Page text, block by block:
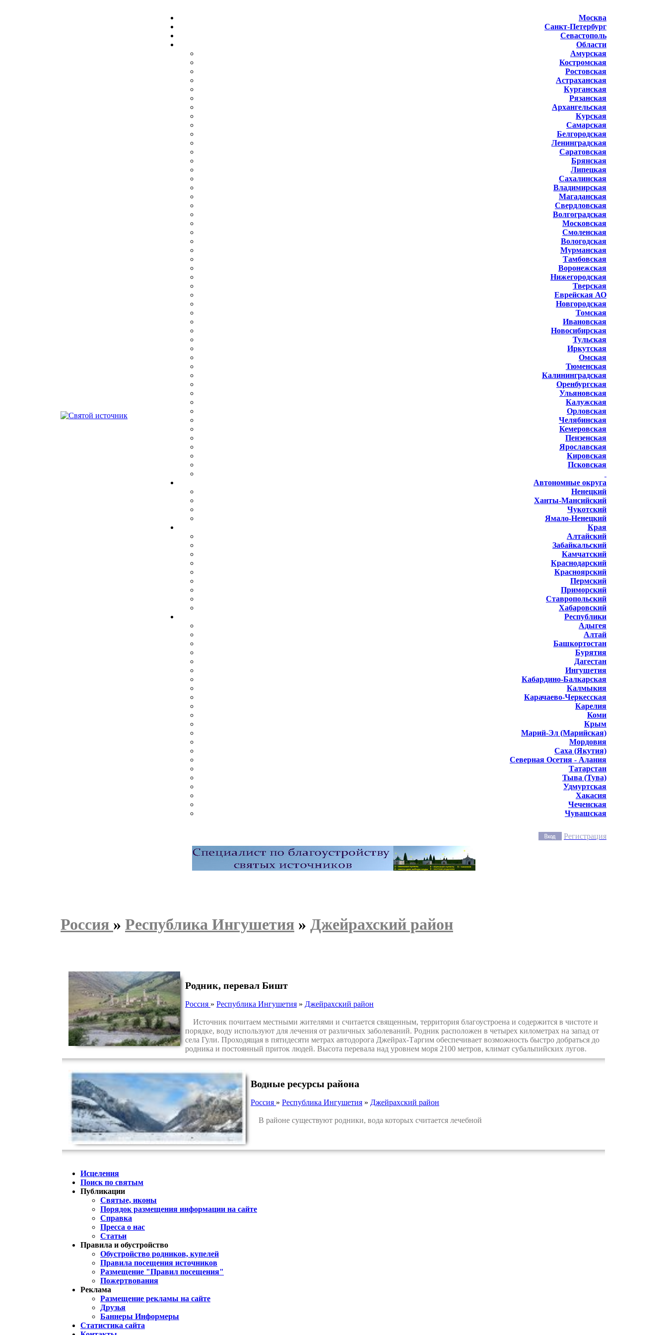
Москва
Санкт-Петербург
Севастополь
Области
Амурская
Костромская
Ростовская
Астраханская
Курганская
Рязанская
Архангельская
Курская
Самарская
Белгородская
Ленинградская
Саратовская
Брянская
Липецкая
Сахалинская
Владимирская
Магаданская
Свердловская
Волгоградская
Московская
Смоленская
Вологодская
Мурманская
Тамбовская
Воронежская
Нижегородская
Тверская
Еврейская АО
Новгородская
Томская
Ивановская
Новосибирская
Тульская
Иркутская
Омская
Тюменская
Калининградская
Оренбургская
Ульяновская
Калужская
Орловская
Челябинская
Кемеровская
Пензенская
Ярославская
Кировская
Псковская
Автономные округа
Ненецкий
Ханты-Мансийский
Чукотский
Ямало-Ненецкий
Края
Алтайский
Забайкальский
Камчатский
Краснодарский
Красноярский
Пермский
Приморский
Ставропольский
Хабаровский
Республики
Адыгея
Алтай
Башкортостан
Бурятия
Дагестан
Ингушетия
Кабардино-Балкарская
Калмыкия
Карачаево-Черкесская
Карелия
Коми
Крым
Марий-Эл (Марийская)
Мордовия
Саха (Якутия)
Северная Осетия - Алания
Татарстан
Тыва (Тува)
Удмуртская
Хакасия
Чеченская
Чувашская
Регистрация
Россия » Республика Ингушетия » Джейрахский район
Родник, перевал Бишт
Россия » Республика Ингушетия » Джейрахский район
Источник почитаем местными жителями и считается священным, территория благоустроена и содержится в чистоте и
порядке, воду используют для лечения от различных заболеваний. Родник расположен в четырех километрах на запад от
села Гули. Проходящая в пятидесяти метрах автодорога Джейрах-Таргим обеспечивает возможность быстро добраться до
родника и постоянный приток людей. Высота перевала над уровнем моря 2100 метров, климат субальпийских лугов.
Водные ресурсы района
Россия »Республика Ингушетия » Джейрахский район
В районе существуют родники, вода которых считается лечебной
Исцеления
Поиск по святым
Публикации
Святые, иконы
Порядок размещения информации на сайте
Справка
Пресса о нас
Статьи
Правила и обустройство
Обустройство родников, купелей
Правила посещения источников
Размещение "Правил посещения"
Пожертвования
Реклама
Размещение рекламы на сайте
Друзья
Баннеры Информеры
Статистика сайта